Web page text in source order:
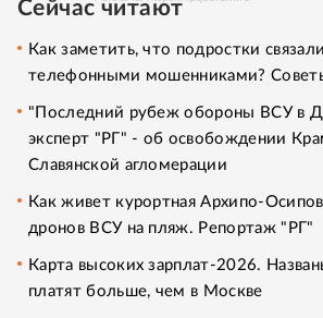
Сейчас читают
Как заметить, что подростки
телефонными мошенниками?
"Последний рубеж обороны ВСУ в
эксперт "РГ" - об освобождении
Славянской агломерации
Как живет курортная Архипо-
дронов ВСУ на пляж. Репортаж "РГ"
Карта высоких зарплат-2026.
платят больше, чем в Москве